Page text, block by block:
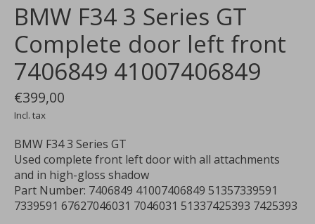
BMW F34 3 Series GT
Complete door left front
7406849 41007406849
€399,00
Incl. tax
BMW F34 3 Series GT
Used complete front left door with all attachments
and in high-gloss shadow
Part Number: 7406849 41007406849 51357339591
7339591 67627046031 7046031 51337425393 7425393